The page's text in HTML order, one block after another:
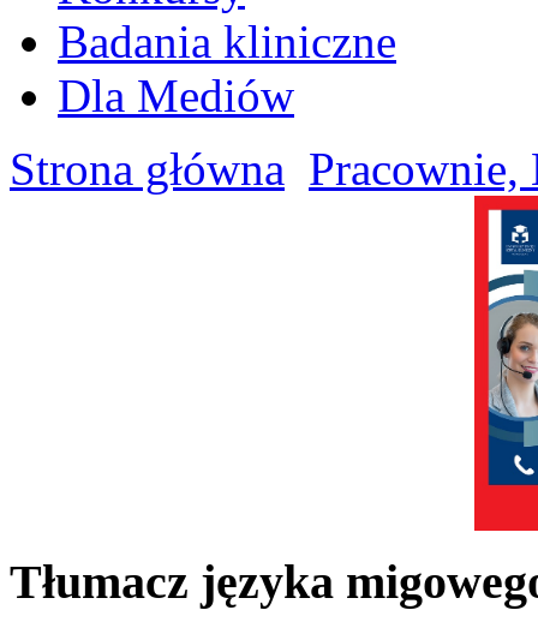
Badania kliniczne
Dla Mediów
Strona główna Pracownie,
Tłumacz języka